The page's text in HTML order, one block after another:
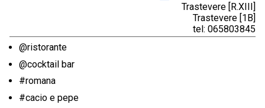
Trastevere [R.XIII]
Trastevere [1B]
tel: 065803845
@ristorante
@cocktail bar
#romana
#cacio e pepe